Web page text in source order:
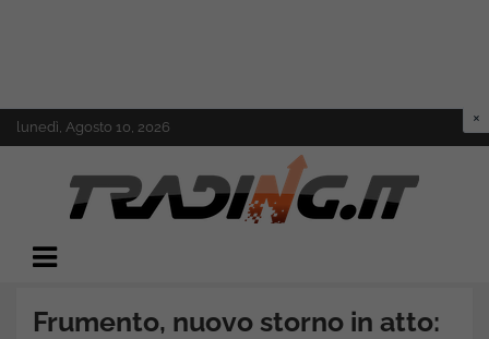
Skip
to
lunedì, Agosto 10, 2026
Trading.it
Frumento, nuovo storno in atto: